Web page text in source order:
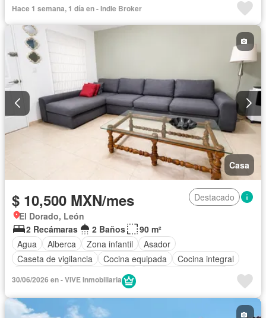
Hace 1 semana, 1 día en - Indie Broker
Casa
$ 10,500 MXN/mes
Destacado
El Dorado, León
2 Recámaras
2 Baños
90 m²
Agua
Alberca Zona infantil
Asador
Caseta de vigilancia
Cocina equipada
Cocina integral
Estacionamiento
Seguridad
Zonas verdes
Completamente amueblado
30/06/2026 en - VIVE Inmobiliaria